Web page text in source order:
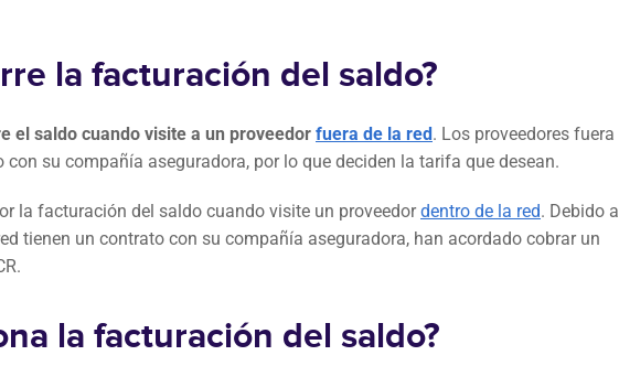
la facturación del saldo?
el saldo cuando visite a un proveedor fuera de la red. Los proveedores fuera
con su compañía aseguradora, por lo que deciden la tarifa que desean.
la facturación del saldo cuando visite un proveedordentro de la red. Debido a
tienen un contrato con su compañía aseguradora, han acordado cobrar un
la facturación del saldo?